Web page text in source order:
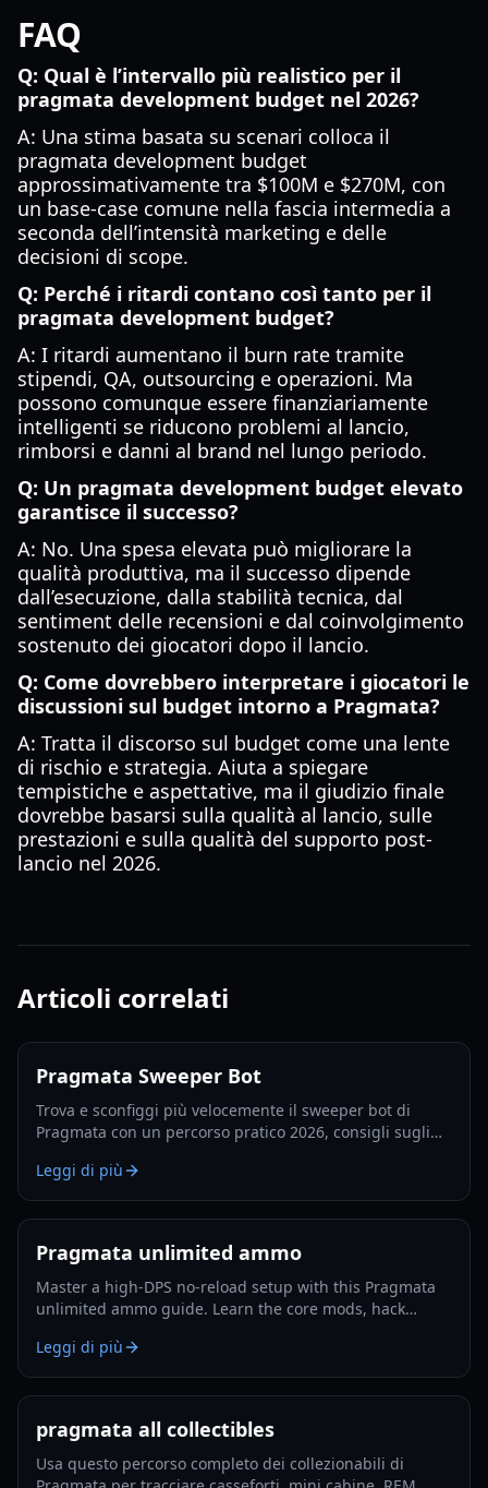
FAQ
Q: Qual è l’intervallo più realistico per il
pragmata development budget nel 2026?
A: Una stima basata su scenari colloca il
pragmata development budget
approssimativamente tra $100M e $270M, con
un base-case comune nella fascia intermedia a
seconda dell’intensità marketing e delle
decisioni di scope.
Q: Perché i ritardi contano così tanto per il
pragmata development budget?
A: I ritardi aumentano il burn rate tramite
stipendi, QA, outsourcing e operazioni. Ma
possono comunque essere finanziariamente
intelligenti se riducono problemi al lancio,
rimborsi e danni al brand nel lungo periodo.
Q: Un pragmata development budget elevato
garantisce il successo?
A: No. Una spesa elevata può migliorare la
qualità produttiva, ma il successo dipende
dall’esecuzione, dalla stabilità tecnica, dal
sentiment delle recensioni e dal coinvolgimento
sostenuto dei giocatori dopo il lancio.
Q: Come dovrebbero interpretare i giocatori le
discussioni sul budget intorno a Pragmata?
A: Tratta il discorso sul budget come una lente
di rischio e strategia. Aiuta a spiegare
tempistiche e aspettative, ma il giudizio finale
dovrebbe basarsi sulla qualità al lancio, sulle
prestazioni e sulla qualità del supporto post-
lancio nel 2026.
Articoli correlati
Pragmata Sweeper Bot
Trova e sconfiggi più velocemente il sweeper bot di
Pragmata con un percorso pratico 2026, consigli sugli
Luna Filament.
Leggi di più
Pragmata unlimited ammo
Master a high-DPS no-reload setup with this Pragmata
unlimited ammo guide. Learn the core mods, hack
optimization.
Leggi di più
pragmata all collectibles
Usa questo percorso completo dei collezionabili di